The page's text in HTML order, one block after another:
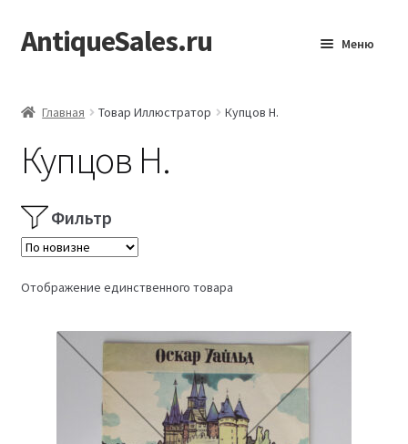
Перейти
к
Перейти
к
AntiqueSales.ru Меню
Главная Товар Иллюстратор Купцов Н.
Купцов Н.
Фильтр
Отображение единственного товара